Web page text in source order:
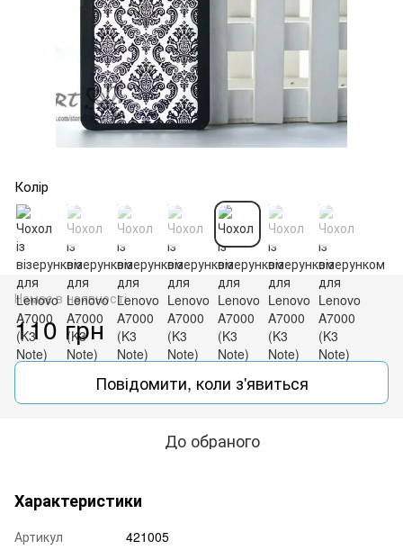
Колір
Немає в наявності
110 грн
Повідомити, коли з'явиться
До обраного
Характеристики
Артикул
421005